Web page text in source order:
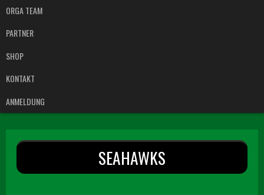
ORGA TEAM
PARTNER
SHOP
KONTAKT
ANMELDUNG
SEAHAWKS